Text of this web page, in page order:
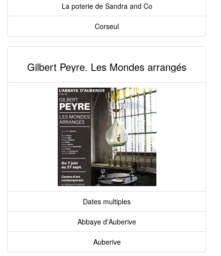
La poterie de Sandra and Co
Corseul
Gilbert Peyre. Les Mondes arrangés
Dates multiples
Abbaye d'Auberive
Auberive